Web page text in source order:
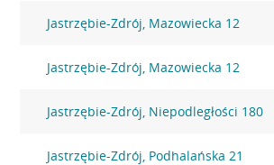
Jastrzębie-Zdrój, Mazowiecka 12
Jastrzębie-Zdrój, Mazowiecka 12
Jastrzębie-Zdrój, Niepodległości 180
Jastrzębie-Zdrój, Podhalańska 21